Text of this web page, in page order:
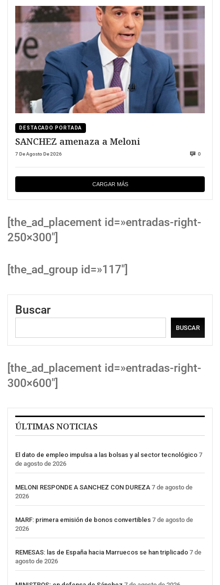
DESTACADO PORTADA
SANCHEZ amenaza a Meloni
7 De Agosto De 2026 0
CARGAR MÁS
[the_ad_placement id=»entradas-right-
250×300″]
[the_ad_group id=»117″]
Buscar
BUSCAR
[the_ad_placement id=»entradas-right-
300×600″]
ÚLTIMAS NOTICIAS
El dato de empleo impulsa a las bolsas y al sector tecnológico 7
de agosto de 2026
MELONI RESPONDE A SANCHEZ CON DUREZA 7 de agosto de
2026
MARF: primera emisión de bonos convertibles 7 de agosto de
2026
REMESAS: las de España hacia Marruecos se han triplicado 7 de
agosto de 2026